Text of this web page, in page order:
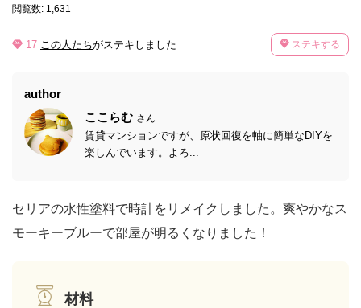
閲覧数: 1,631
17 この人たちがステキしました ステキする
author
ここらむ さん
賃貸マンションですが、原状回復を軸に簡単なDIYを
楽しんでいます。よろ...
セリアの水性塗料で時計をリメイクしました。爽やかなス
モーキーブルーで部屋が明るくなりました！
材料